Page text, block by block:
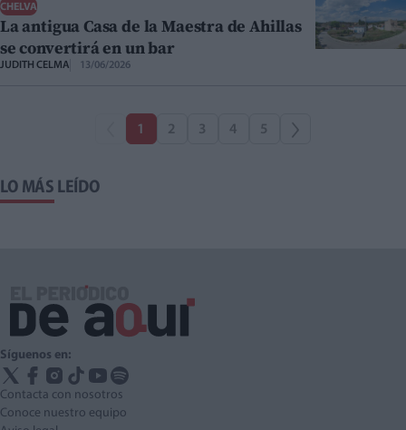
CHELVA
La antigua Casa de la Maestra de Ahillas
se convertirá en un bar
JUDITH CELMA 13/06/2026
1 2 3 4 5
LO MÁS LEÍDO
Síguenos en:
Contacta con nosotros
Conoce nuestro equipo